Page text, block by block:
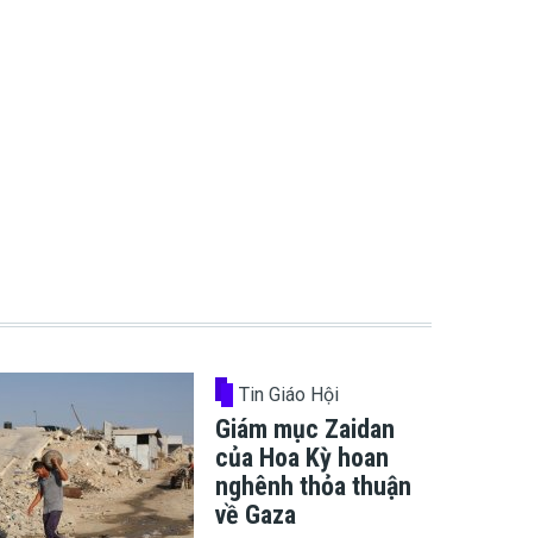
Tin Giáo Hội
Giám mục Zaidan
của Hoa Kỳ hoan
nghênh thỏa thuận
về Gaza